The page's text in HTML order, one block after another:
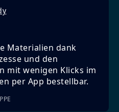
Materialien dank
und den
mit wenigen Klicks im
per App bestellbar.